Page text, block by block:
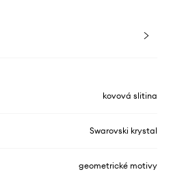
kovová slitina
Swarovski krystal
geometrické motivy